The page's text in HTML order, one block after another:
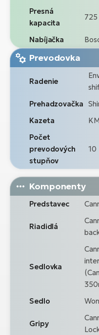
Presná
kapacita
725
Nabíjačka
Prevodovka
Radenie
Prehadzovačka
Kazeta
Počet
prevodových
stupňov
10
Komponenty
Predstavec
Riadidlá
Sedlovka
Sedlo
Gripy